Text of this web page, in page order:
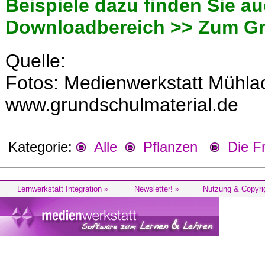
Beispiele dazu finden Sie
Downloadbereich >> Zum
Quelle:
Fotos: Medienwerkstatt
www.grundschulmaterial.de
Kategorie: Alle Pflanzen Die
Lernwerkstatt Integration » Newsletter! » Nutzung &